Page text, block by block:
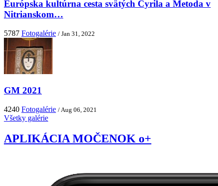
Európska kultúrna cesta svätých Cyrila a Metoda v
Nitrianskom…
5787 Fotogalérie / Jan 31, 2022
GM 2021
4240 Fotogalérie / Aug 06, 2021
Všetky galérie
APLIKÁCIA MOČENOK o+